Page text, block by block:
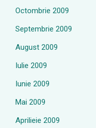
Octombrie 2009
Septembrie 2009
August 2009
Iulie 2009
Iunie 2009
Mai 2009
Aprilieie 2009